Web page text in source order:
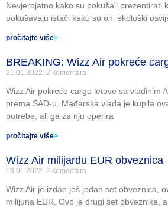
Nevjerojatno kako su pokušali prezentirati
pokušavaju istači kako su oni ekološki
pročitajte više>
BREAKING: Wizz Air pokreće
21.01.2022. 2 komentara
Wizz Air pokreće cargo letove sa vladinim
prema SAD-u. Mađarska vlada je kupila
potrebe, ali ga za nju operira
pročitajte više>
Wizz Air milijardu EUR obveznica
18.01.2022. 2 komentara
Wizz Air je izdao još jedan set obveznica,
milijuna EUR. Ovo je drugi set obveznika,